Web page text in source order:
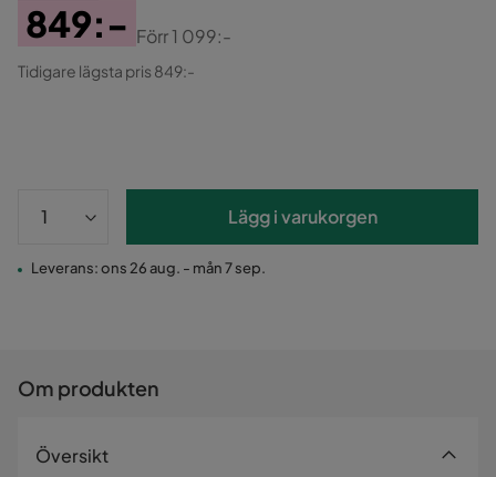
Pris
849:-
Original
Förr1 099:-
Tidigare lägsta pris 849:-
Lägg i varukorgen
Leverans: ons 26 aug. - mån 7 sep.
Om produkten
Översikt